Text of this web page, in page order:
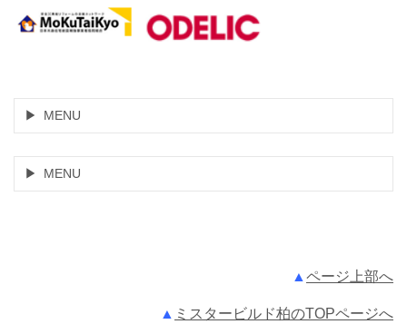
MENU
MENU
▲ ページ上部へ
▲ ミスタービルド柏のTOPページへ